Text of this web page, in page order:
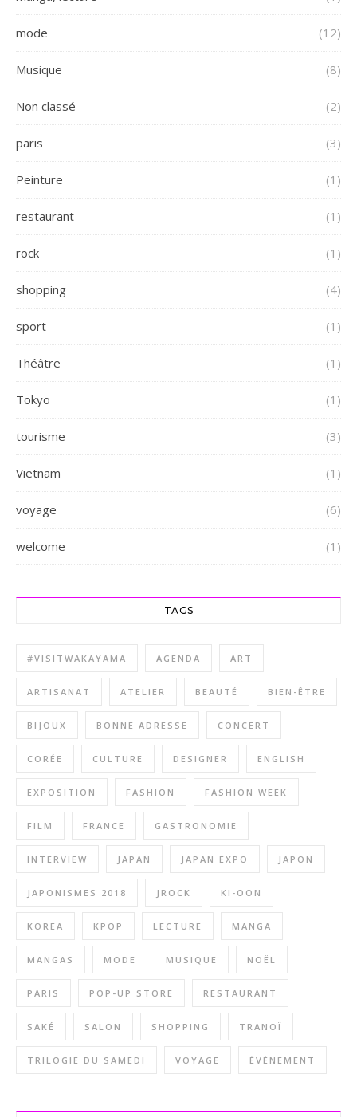
mode (12)
Musique (8)
Non classé (2)
paris (3)
Peinture (1)
restaurant (1)
rock (1)
shopping (4)
sport (1)
Théâtre (1)
Tokyo (1)
tourisme (3)
Vietnam (1)
voyage (6)
welcome (1)
TAGS
#VISITWAKAYAMA AGENDA ART
ARTISANAT ATELIER BEAUTÉ BIEN-ÊTRE
BIJOUX BONNE ADRESSE CONCERT
CORÉE CULTURE DESIGNER ENGLISH
EXPOSITION FASHION FASHION WEEK
FILM FRANCE GASTRONOMIE
INTERVIEW JAPAN JAPAN EXPO JAPON
JAPONISMES 2018 JROCK KI-OON
KOREA KPOP LECTURE MANGA
MANGAS MODE MUSIQUE NOËL
PARIS POP-UP STORE RESTAURANT
SAKÉ SALON SHOPPING TRANOÏ
TRILOGIE DU SAMEDI VOYAGE ÉVÈNEMENT